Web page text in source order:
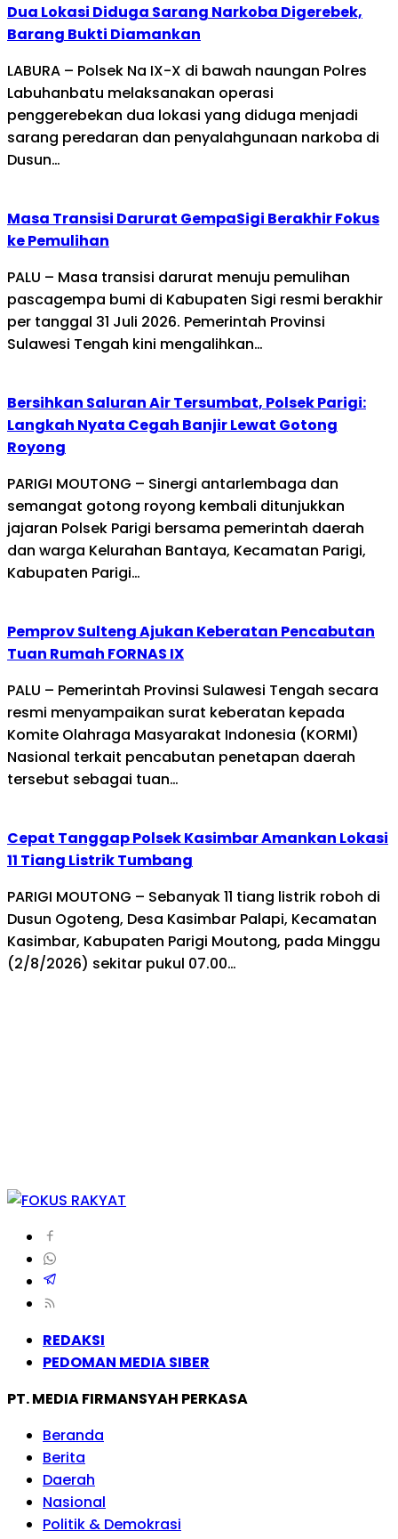
Dua Lokasi Diduga Sarang Narkoba Digerebek,
Barang Bukti Diamankan
LABURA – Polsek Na IX-X di bawah naungan Polres
Labuhanbatu melaksanakan operasi
penggerebekan dua lokasi yang diduga menjadi
sarang peredaran dan penyalahgunaan narkoba di
Dusun…
Masa Transisi Darurat GempaSigi Berakhir Fokus
ke Pemulihan
PALU – Masa transisi darurat menuju pemulihan
pascagempa bumi di Kabupaten Sigi resmi berakhir
per tanggal 31 Juli 2026. Pemerintah Provinsi
Sulawesi Tengah kini mengalihkan…
Bersihkan Saluran Air Tersumbat, Polsek Parigi:
Langkah Nyata Cegah Banjir Lewat Gotong
Royong
PARIGI MOUTONG – Sinergi antarlembaga dan
semangat gotong royong kembali ditunjukkan
jajaran Polsek Parigi bersama pemerintah daerah
dan warga Kelurahan Bantaya, Kecamatan Parigi,
Kabupaten Parigi…
Pemprov Sulteng Ajukan Keberatan Pencabutan
Tuan Rumah FORNAS IX
PALU – Pemerintah Provinsi Sulawesi Tengah secara
resmi menyampaikan surat keberatan kepada
Komite Olahraga Masyarakat Indonesia (KORMI)
Nasional terkait pencabutan penetapan daerah
tersebut sebagai tuan…
Cepat Tanggap Polsek Kasimbar Amankan Lokasi
11 Tiang Listrik Tumbang
PARIGI MOUTONG – Sebanyak 11 tiang listrik roboh di
Dusun Ogoteng, Desa Kasimbar Palapi, Kecamatan
Kasimbar, Kabupaten Parigi Moutong, pada Minggu
(2/8/2026) sekitar pukul 07.00…
REDAKSI
PEDOMAN MEDIA SIBER
PT. MEDIA FIRMANSYAH PERKASA
Beranda
Berita
Daerah
Nasional
Politik & Demokrasi